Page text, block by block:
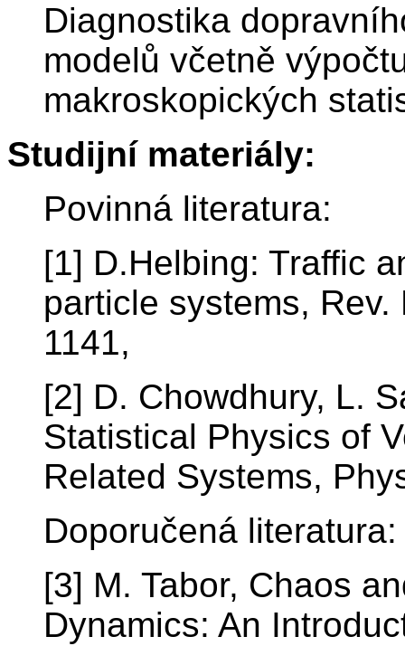
Diagnostika
modelů včetně
makroskopických
Studijní materiály:
Povinná literatura:
[1] D.Helbing: Traffic
particle systems,
1141,
[2] D. Chowdhury, L.
Statistical Physics of
Related Systems,
Doporučená literatura:
[3] M. Tabor, Chaos
Dynamics: An